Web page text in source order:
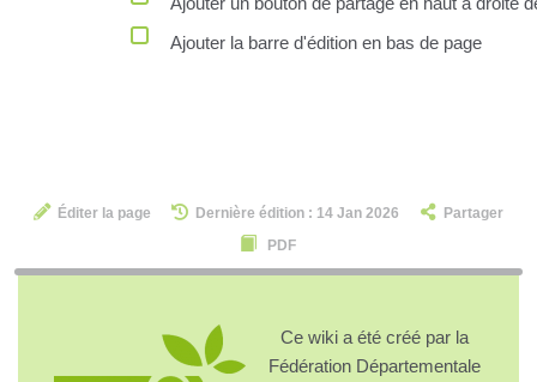
Ajouter la barre d'édition en bas de page
Éditer la page Dernière édition : 14 Jan 2026
Partager
PDF
Ce wiki a été créé par la
Fédération Départementale